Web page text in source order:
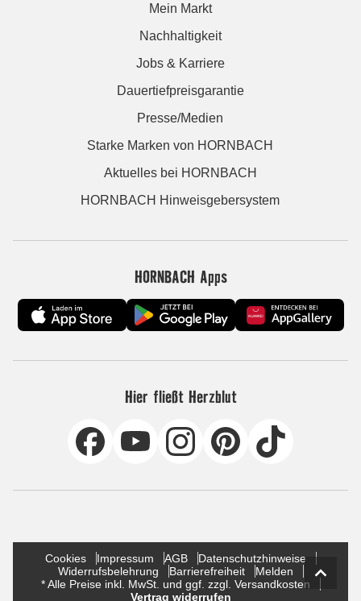
Mein Markt
Nachhaltigkeit
Jobs & Karriere
Dauertiefpreisgarantie
Presse/Medien
Starke Marken von HORNBACH
Aktuelles bei HORNBACH
HORNBACH Hinweisgebersystem
HORNBACH Apps
Hier fließt Herzblut
Cookies Impressum AGB
Datenschutzhinweise
Widerrufsbelehrung
Barrierefreiheit
Melden
* Alle Preise inkl. MwSt. und ggf. zzgl. Versandkosten
Vertrag widerrufen